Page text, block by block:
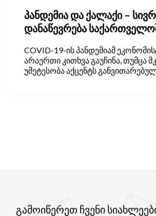
პანდემია და ქალაქი –
დანაწევრება
COVID-19-ის პანდემიამ
არაერთი კითხვა გაუჩინა, თუმცა
უმეტესობა აქცენტს
გამოიწერეთ ჩვენი